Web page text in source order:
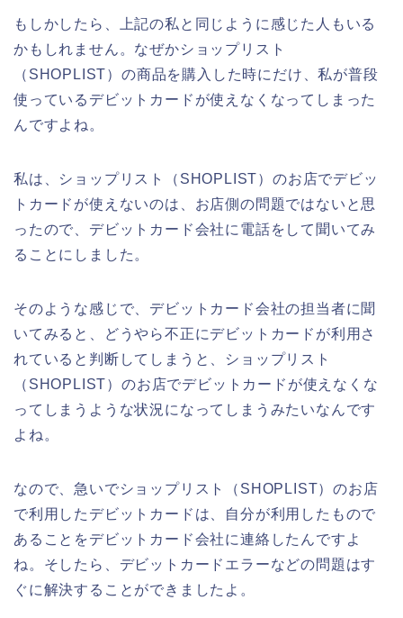
もしかしたら、上記の私と同じように感じた人もいる
かもしれません。なぜかショップリスト
（SHOPLIST）の商品を購入した時にだけ、私が普段
使っているデビットカードが使えなくなってしまった
んですよね。
私は、ショップリスト（SHOPLIST）のお店でデビッ
トカードが使えないのは、お店側の問題ではないと思
ったので、デビットカード会社に電話をして聞いてみ
ることにしました。
そのような感じで、デビットカード会社の担当者に聞
いてみると、どうやら不正にデビットカードが利用さ
れていると判断してしまうと、ショップリスト
（SHOPLIST）のお店でデビットカードが使えなくな
ってしまうような状況になってしまうみたいなんです
よね。
なので、急いでショップリスト（SHOPLIST）のお店
で利用したデビットカードは、自分が利用したもので
あることをデビットカード会社に連絡したんですよ
ね。そしたら、デビットカードエラーなどの問題はす
ぐに解決することができましたよ。